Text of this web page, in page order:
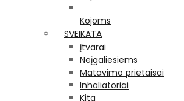
Kojoms
SVEIKATA
Įtvarai
Neįgaliesiems
Matavimo prietaisai
Inhaliatoriai
Kita